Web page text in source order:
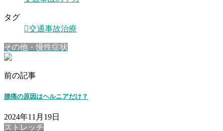
タグ
交通事故治療
その他・慢性症状
前の記事
腰痛の原因はヘルニアだけ？
2024年11月19日
ストレッチ